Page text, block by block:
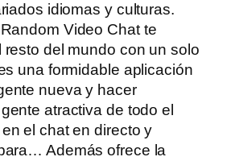
idiomas y culturas.
Video Chat te
del mundo con un solo
una formidable aplicación
nueva y hacer
atractiva de todo el
el chat en directo y
Además ofrece la